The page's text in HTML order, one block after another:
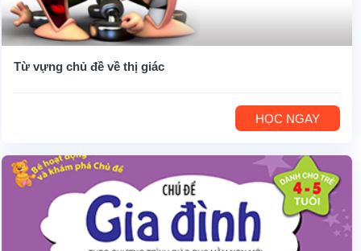
Từ vựng chủ đề về thị giác
HỌC NGAY